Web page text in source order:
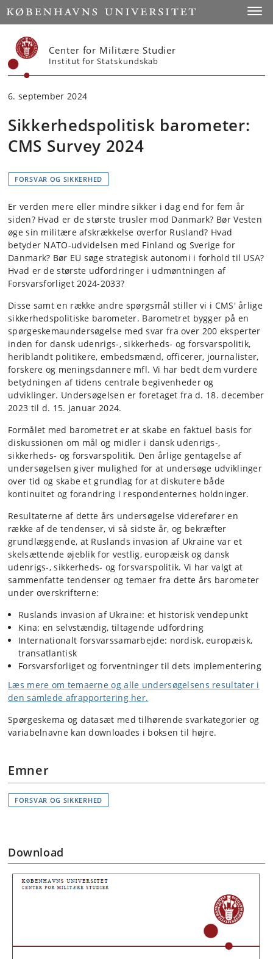
Start
Center for Militære Studier
Institut for Statskundskab
6. september 2024
Sikkerhedspolitisk barometer:
CMS Survey 2024
FORSVAR OG SIKKERHED
Er verden mere eller mindre sikker i dag end for fem år
siden? Hvad er de største trusler mod Danmark? Bør Vesten
øge sin militære afskrækkelse overfor Rusland? Hvad
betyder NATO-udvidelsen med Finland og Sverige for
Danmark? Bør EU søge strategisk autonomi i forhold til USA?
Hvad er de største udfordringer i udmøntningen af
Forsvarsforliget 2024-2033?
Disse samt en række andre spørgsmål stiller vi i CMS' årlige
sikkerhedspolitiske barometer. Barometret bygger på en
spørgeskemaundersøgelse med svar fra over 200 eksperter
inden for dansk udenrigs-, sikkerheds- og forsvarspolitik,
heriblandt politikere, embedsmænd, officerer, journalister,
forskere og meningsdannere mfl. Vi har bedt dem vurdere
betydningen af tidens centrale begivenheder og
udviklinger. Undersøgelsen er foretaget fra d. 18. december
2023 til d. 15. januar 2024.
Formålet med barometret er at skabe en faktuel basis for
diskussionen om mål og midler i dansk udenrigs-,
sikkerheds- og forsvarspolitik. Den årlige gentagelse af
undersøgelsen giver mulighed for at undersøge udviklinger
over tid og skabe et grundlag for at diskutere både
kontinuitet og forandring i respondenternes holdninger.
Resultaterne af dette års undersøgelse viderefører en
række af de tendenser, vi så sidste år, og bekræfter
grundlæggende, at Ruslands invasion af Ukraine var et
skelsættende øjeblik for vestlig, europæisk og dansk
udenrigs-, sikkerheds- og forsvarspolitik. Vi har valgt at
sammenfatte tendenser og temaer fra dette års barometer
under overskrifterne:
Ruslands invasion af Ukraine: et historisk vendepunkt
Kina: en selvstændig, tiltagende udfordring
Internationalt forsvarssamarbejde: nordisk, europæisk,
transatlantisk
Forsvarsforliget og forventninger til dets implementering
Læs mere om temaerne og alle undersøgelsens resultater i
den samlede afrapportering her.
Spørgeskema og datasæt med tilhørende svarkategorier og
variabelnavne kan downloades i boksen til højre.
Emner
FORSVAR OG SIKKERHED
Download